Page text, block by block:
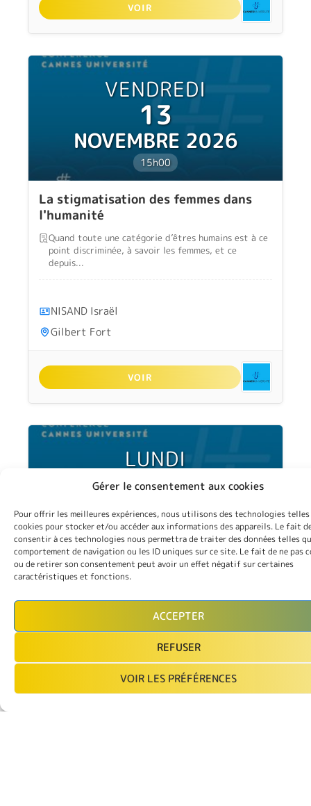
Gérer le consentement aux cookies
Pour offrir les meilleures expériences, nous utilisons des technologies telles
cookies pour stocker et/ou accéder aux informations des appareils. Le fait
consentir à ces technologies nous permettra de traiter des données telles
comportement de navigation ou les ID uniques sur ce site. Le fait de ne pas
ou de retirer son consentement peut avoir un effet négatif sur certaines
caractéristiques et fonctions.
ACCEPTER
REFUSER
VOIR LES PRÉFÉRENCES
VOIR
VENDREDI
13
NOVEMBRE 2026
15h00
La stigmatisation des femmes dans
l'humanité
Quand toute une catégorie d’êtres humains est à ce
point discriminée, à savoir les femmes, et ce
depuis...
NISAND Israël
Gilbert Fort
VOIR
LUNDI
16
NOVEMBRE 2026
15h00
L'homme est-il un loup pour l'homme
?
pour son semblable, ou est-ce le « Polemos », la
guerre...
PASQUA Hervé